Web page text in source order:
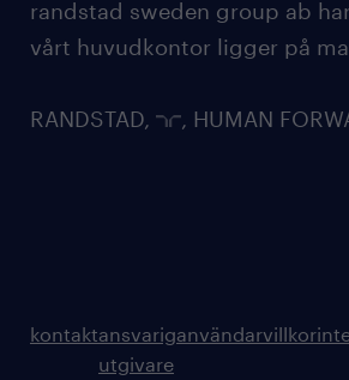
randstad sweden group ab
vårt huvudkontor ligger på
RANDSTAD, , HUMAN
kontaktansvarig
utgivare
användarvillkor